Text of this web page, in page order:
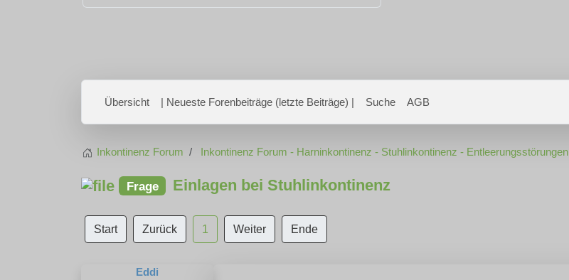
Übersicht | Neueste Forenbeiträge (letzte Beiträge) | Suche AGB
Inkontinenz Forum Inkontinenz Forum - Harninkontinenz - Stuhlinkontinenz - Entleerungsstörungen
Frage Einlagen bei Stuhlinkontinenz
Start Zurück 1 Weiter Ende
Eddi